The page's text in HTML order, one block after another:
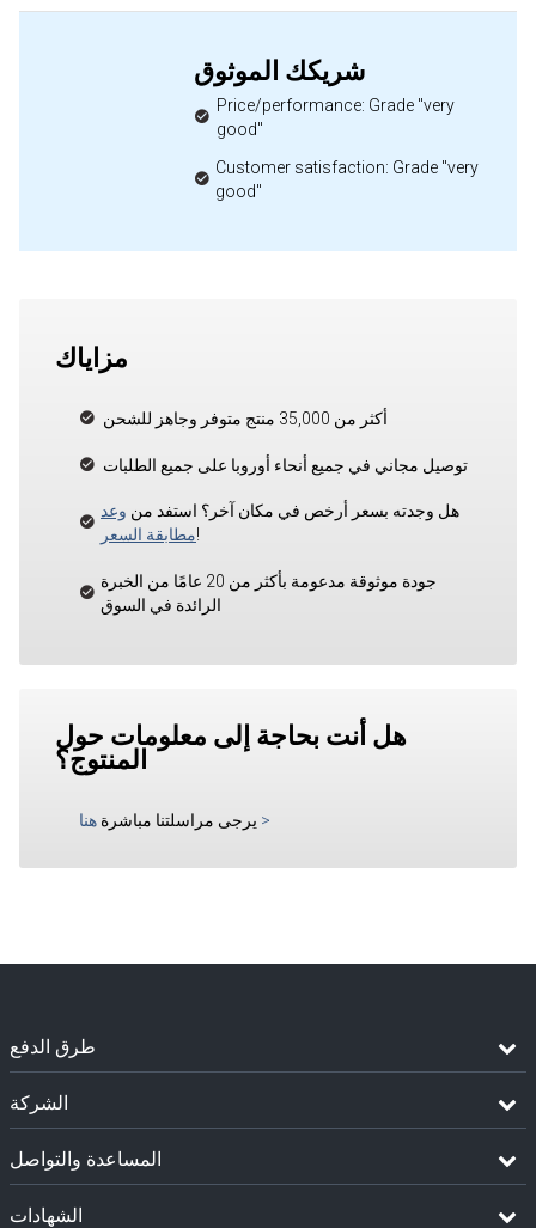
شريكك الموثوق
Price/performance: Grade "very
good"
Customer satisfaction: Grade "very
good"
مزاياك
أكثر من 35,000 منتج متوفر وجاهز للشحن
توصيل مجاني في جميع أنحاء أوروبا على جميع الطلبات
هل وجدته بسعر أرخص في مكان آخر؟ استفد من وعد
مطابقة السعر!
جودة موثوقة مدعومة بأكثر من 20 عامًا من الخبرة
الرائدة في السوق
هل أنت بحاجة إلى معلومات حول
المنتوج؟
يرجى مراسلتنا مباشرة هنا >
طرق الدفع
الشركة
المساعدة والتواصل
الشهادات